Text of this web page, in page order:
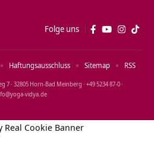
Folge uns
7 · 32805 Horn‑Bad Meinberg · +49 5234 87‑0 ·
Haftungsausschluss Sitemap RSS
Real Cookie Banner